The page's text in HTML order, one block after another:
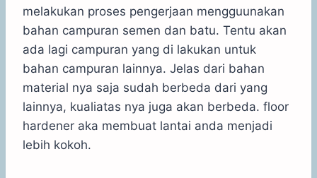
melakukan proses pengerjaan mengguunakan
bahan campuran semen dan batu. Tentu akan
ada lagi campuran yang di lakukan untuk
bahan campuran lainnya. Jelas dari bahan
material nya saja sudah berbeda dari yang
lainnya, kualiatas nya juga akan berbeda. floor
hardener aka membuat lantai anda menjadi
lebih kokoh.